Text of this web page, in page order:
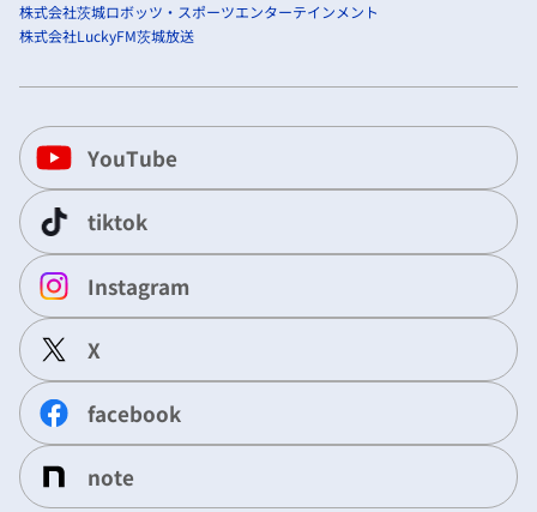
株式会社茨城ロボッツ・スポーツエンターテインメント
株式会社LuckyFM茨城放送
YouTube
tiktok
Instagram
X
facebook
note